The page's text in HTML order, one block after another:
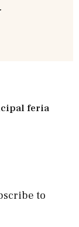
feria
to